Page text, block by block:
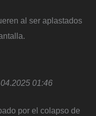
al ser aplastados
01:46
por el colapso de